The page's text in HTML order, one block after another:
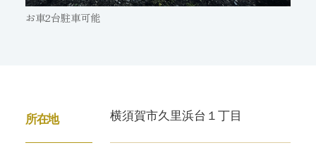
お車2台駐車可能
所在地 横須賀市久里浜台１丁目